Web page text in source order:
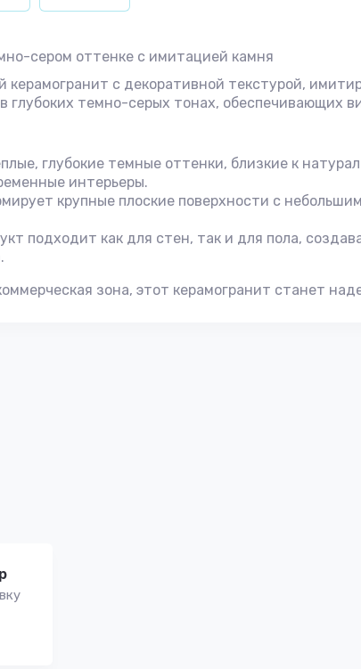
сером оттенке с имитацией камня
керамогранит с декоративной текстурой,
глубоких темно-серых тонах, обеспечивающих
глубокие темные оттенки, близкие к
интерьеры.
крупные плоские поверхности с
подходит как для стен, так и для пола,
зона, этот керамогранит станет